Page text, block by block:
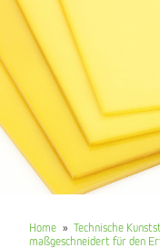
Home » Technische
maßgeschneidert für den